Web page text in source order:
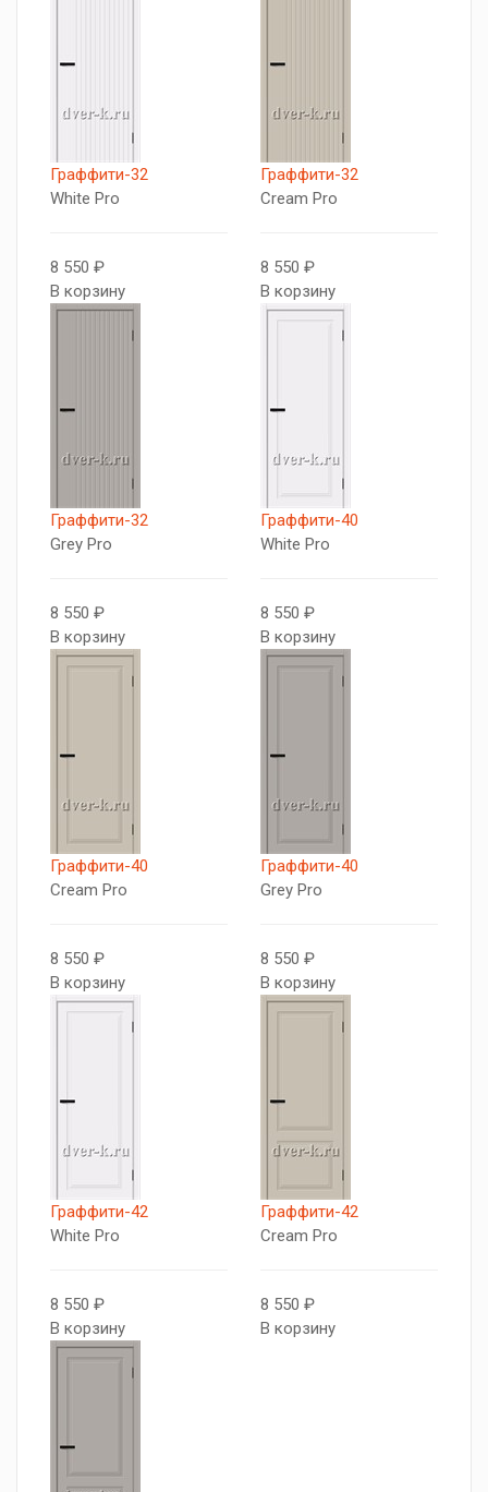
Граффити-32
White Pro
8 550 ₽
В корзину
Граффити-32
Cream Pro
8 550 ₽
В корзину
Граффити-32
Grey Pro
8 550 ₽
В корзину
Граффити-40
White Pro
8 550 ₽
В корзину
Граффити-40
Cream Pro
8 550 ₽
В корзину
Граффити-40
Grey Pro
8 550 ₽
В корзину
Граффити-42
White Pro
8 550 ₽
В корзину
Граффити-42
Cream Pro
8 550 ₽
В корзину